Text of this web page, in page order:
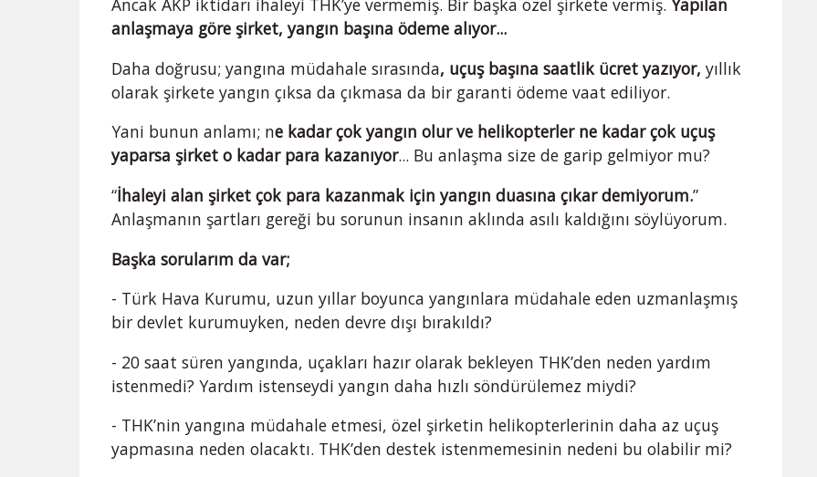
Ancak AKP iktidarı ihaleyi THK’ye vermemiş. Bir başka özel şirkete vermiş. Yapılan
anlaşmaya göre şirket, yangın başına ödeme alıyor...
Daha doğrusu; yangına müdahale sırasında, uçuş başına saatlik ücret yazıyor, yıllık
olarak şirkete yangın çıksa da çıkmasa da bir garanti ödeme vaat ediliyor.
Yani bunun anlamı; ne kadar çok yangın olur ve helikopterler ne kadar çok uçuş
yaparsa şirket o kadar para kazanıyor... Bu anlaşma size de garip gelmiyor mu?
“İhaleyi alan şirket çok para kazanmak için yangın duasına çıkar demiyorum.”
Anlaşmanın şartları gereği bu sorunun insanın aklında asılı kaldığını söylüyorum.
Başka sorularım da var;
- Türk Hava Kurumu, uzun yıllar boyunca yangınlara müdahale eden uzmanlaşmış
bir devlet kurumuyken, neden devre dışı bırakıldı?
- 20 saat süren yangında, uçakları hazır olarak bekleyen THK’den neden yardım
istenmedi? Yardım istenseydi yangın daha hızlı söndürülemez miydi?
- THK’nin yangına müdahale etmesi, özel şirketin helikopterlerinin daha az uçuş
yapmasına neden olacaktı. THK’den destek istenmemesinin nedeni bu olabilir mi?